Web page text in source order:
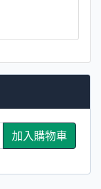
加入購物車